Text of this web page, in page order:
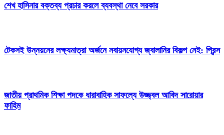
শেখ হাসিনার বক্তব্য প্রচার করলে ব্যবস্থা নেবে সরকার
টেকসই উন্নয়নের লক্ষ্যমাত্রা অর্জনে নবায়নযোগ্য জ্বালানির বিকল্প নেই: প্রিন্স
জাতীয় প্রাথমিক শিক্ষা পদকে ধারাবাহিক সাফল্যে উজ্জ্বল আবিদ সারোয়ার
ফাহিম